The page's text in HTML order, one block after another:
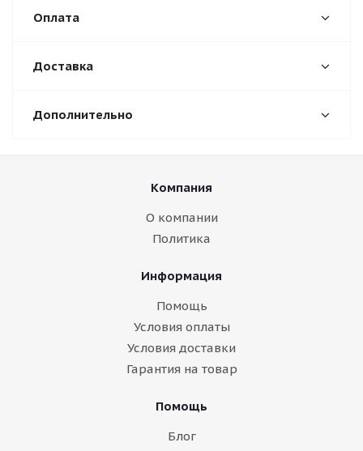
Оплата
Доставка
Дополнительно
Компания
О компании
Политика
Информация
Помощь
Условия оплаты
Условия доставки
Гарантия на товар
Помощь
Блог